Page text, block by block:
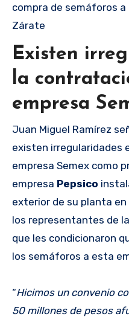
compra de semáforos a
Zárate
Existen
la
empresa
Juan Miguel Ramírez
existen irregularidades
empresa Semex como
empresa Pepsico
exterior de su planta
los representantes de
que les condicionaron
los semáforos a esta
“Hicimos un convenio
50 millones de pesos